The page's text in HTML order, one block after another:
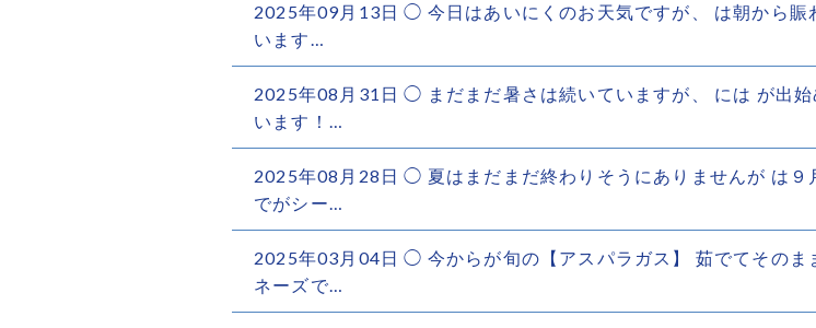
2025年09月13日 ◯ 今日はあいにくのお天気ですが、 は朝から賑
います️…
2025年08月31日 ◯ まだまだ暑さは続いていますが、 には が出始
います！…
2025年08月28日 ◯ 夏はまだまだ終わりそうにありませんが は９
でがシー…
2025年03月04日 ◯ 今からが旬の【アスパラガス】 茹でてそのま
ネーズで…